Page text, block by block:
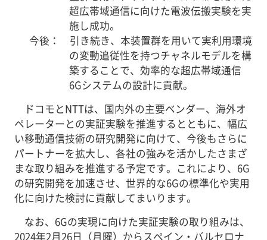
超広帯域通信に向けた電波伝搬実験を実
施し成功。
今後： 引き続き、本装置群を用いて実利用環境
の変動追従性を持つチャネルモデルを構
築することで、効率的な超広帯域通信
6Gシステムの設計に貢献。
ドコモとNTTは、国内外の主要ベンダー、海外オ
ペレーターとの実証実験を推進するとともに、幅広
い移動通信技術の研究開発に向けて、今後もさらに
パートナーを拡大し、各社の強みを活かしたさまざ
まな取り組みを推進する予定です。これにより、6G
の研究開発を加速させ、世界的な6Gの標準化や実用
化に向けた検討に貢献してまいります。
なお、6Gの実現に向けた実証実験の取り組みは、
2024年2月26日（月曜）からスペイン・バルセロナ